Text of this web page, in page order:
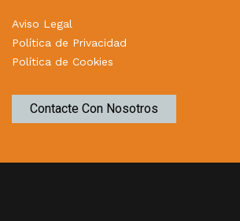
Aviso Legal
Política de Privacidad
Política de Cookies
Contacte Con Nosotros